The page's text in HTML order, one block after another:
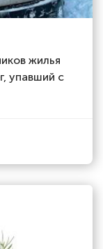
жилья
упавший с